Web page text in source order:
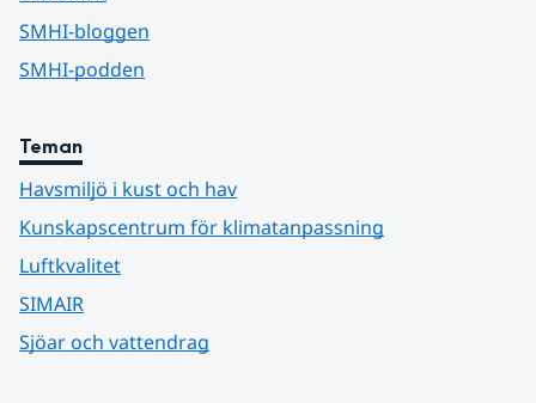
SMHI-bloggen
SMHI-podden
Teman
Havsmiljö i kust och hav
Kunskapscentrum för klimatanpassning
Luftkvalitet
SIMAIR
Sjöar och vattendrag